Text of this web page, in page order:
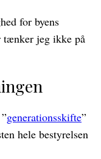
for byens
tænker jeg ikke på
generationsskifte”
hele bestyrelsen